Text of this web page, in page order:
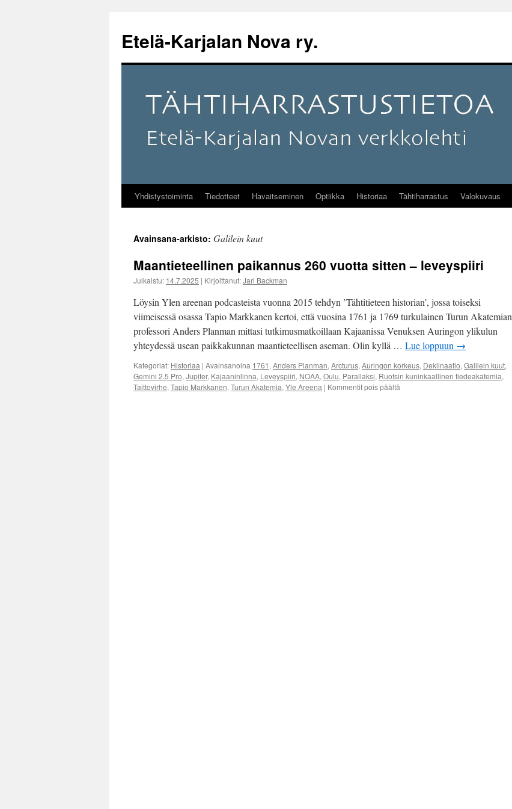
Etelä-Karjalan Nova ry.
Siirry
Yhdistystoiminta Tiedotteet Havaitseminen Optiikka Historiaa Tähtiharrastus Valokuvaus
Avainsana-arkisto: Galilein kuut
Maantieteellinen paikannus 260 vuotta sitten – leveyspiiri
Julkaistu: 14.7.2025 | Kirjoittanut:Jari Backman
Löysin Ylen areenan podcasteista vuonna 2015 tehdyn ’Tähtitieteen historian’, jossa toiseksi
viimeisessä osassa Tapio Markkanen kertoi, että vuosina 1761 ja 1769 turkulainen Turun Akatemian
professori Anders Planman mittasi tutkimusmatkoillaan Kajaanissa Venuksen Auringon ylikulun
yhteydessä usean paikkakunnan maantieteellisen aseman. Olin kyllä … Lue loppuun →
Kategoriat: Historiaa | Avainsanoina 1761 , Anders Planman, Arcturus, Auringon korkeus, Deklinaatio, Galilein kuut,
Gemini 2.5 Pro, Jupiter, Kajaaninlinna, Leveyspiiri, NOAA, Oulu, Parallaksi, Ruotsin kuninkaallinen tiedeakatemia,
Taittovirhe, Tapio Markkanen, Turun Akatemia, Yle Areena | Kommentit pois päältä